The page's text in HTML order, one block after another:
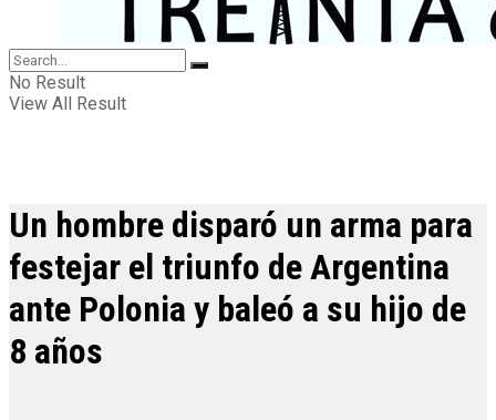
No Result
View All Result
Un hombre disparó un arma para
festejar el triunfo de Argentina
ante Polonia y baleó a su hijo de
8 años